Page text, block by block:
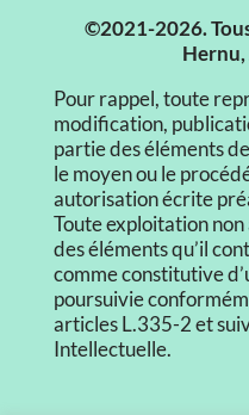
©2021-2026.
Pour rappel, toute
modification,
partie des éléments
le moyen ou le
autorisation écrite
Toute exploitation non
des éléments qu’il
comme constitutive
poursuivie
articles L.335-2 et
Intellectuelle.